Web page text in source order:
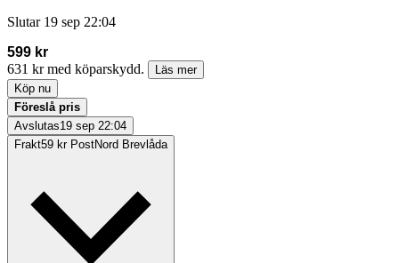
Slutar 19 sep 22:04
599 kr
631 kr med köparskydd.
Läs mer
Köp nu
Föreslå pris
Avslutas19 sep 22:04
Frakt59 kr PostNord Brevlåda